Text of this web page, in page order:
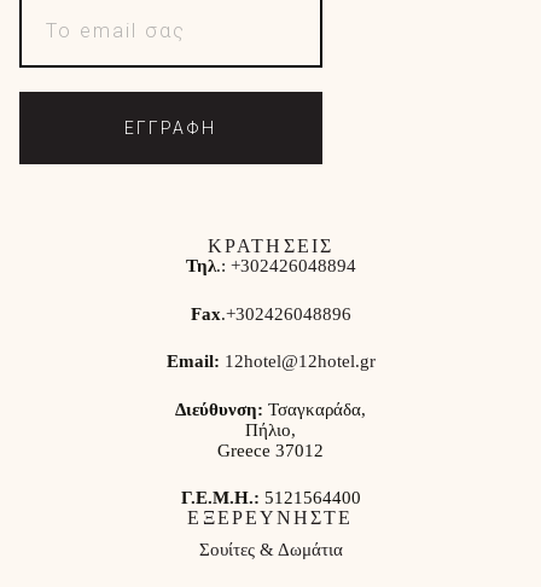
ΕΓΓΡΑΦΗ
ΚΡΑΤΗΣΕΙΣ
Τηλ.: +302426048894
Fax.+302426048896
Email: 12hotel@12hotel.gr
Διεύθυνση: Τσαγκαράδα,
Πήλιο,
Greece 37012
Γ.Ε.Μ.Η.: 5121564400
ΕΞΕΡΕΥΝΗΣΤΕ
Σουίτες & Δωμάτια